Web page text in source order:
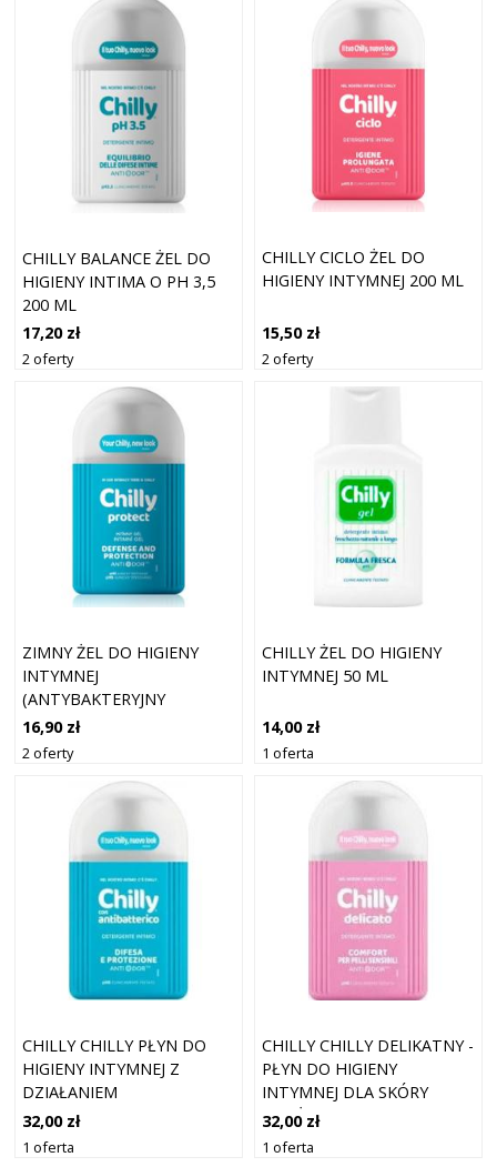
CHILLY BALANCE ŻEL DO
HIGIENY INTIMA O PH 3,5
200 ML
17,20 zł
2 oferty
CHILLY CICLO ŻEL DO
HIGIENY INTYMNEJ 200 ML
15,50 zł
2 oferty
ZIMNY ŻEL DO HIGIENY
INTYMNEJ
(ANTYBAKTERYJNY
INTYMNY) 200 ML
16,90 zł
2 oferty
CHILLY ŻEL DO HIGIENY
INTYMNEJ 50 ML
14,00 zł
1 oferta
CHILLY CHILLY PŁYN DO
HIGIENY INTYMNEJ Z
DZIAŁANIEM
ANTYBAKTERYJNYM 200 ML
32,00 zł
1 oferta
CHILLY CHILLY DELIKATNY -
PŁYN DO HIGIENY
INTYMNEJ DLA SKÓRY
WRAŻLIWEJ 200 ML
32,00 zł
1 oferta